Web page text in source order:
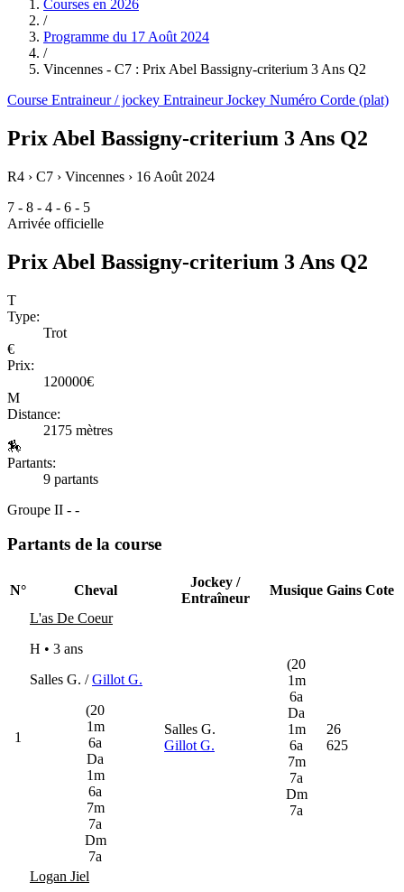
Courses en 2026
/
Programme du 17 Août 2024
/
Vincennes - C7 : Prix Abel Bassigny-criterium 3 Ans Q2
Course Entraineur / jockey EntraineurJockey Numéro Corde (plat)
Prix Abel Bassigny-criterium 3 Ans Q2
R4 › C7 › Vincennes › 16 Août 2024
7 - 8 - 4 - 6 - 5
Arrivée officielle
Prix Abel Bassigny-criterium 3 Ans Q2
T
Type:
Trot
€
Prix:
120000€
M
Distance:
2175 mètres
🏇
Partants:
9 partants
Groupe II - -
Partants de la course
N° Cheval
Jockey /
Entraîneur
Musique Gains Cote
1
L'as De Coeur
H • 3 ans
Salles G. /Gillot G.
(20
1m
6a
Da
1m
6a
7m
7a
Dm
7a
Salles G.
Gillot G.
(20
1m
6a
Da
1m
6a
7m
7a
Dm
7a
26
625
Logan Jiel